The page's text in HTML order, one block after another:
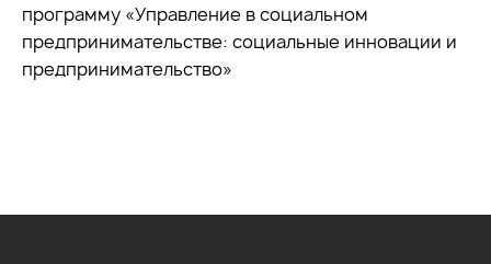
программу «Управление в социальном
предпринимательстве: социальные инновации и
предпринимательство»